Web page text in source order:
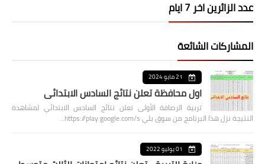
عدد الزائرين اخر 7 ايام
المشاركات الشائعة
21 مايو 2024
اول محافظة تعلن نتائج السادس الابتدائي
تربية الرصافة الأولى تعلن نتائج السادس الابتدائي لمشاهدة
النتيجة نزل هذا البرنامج من سوق بلي https://play.google.com/s…
01 يوليو 2022